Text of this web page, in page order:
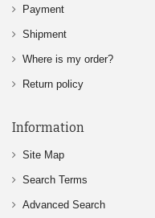
Payment
Shipment
Where is my order?
Return policy
Information
Site Map
Search Terms
Advanced Search